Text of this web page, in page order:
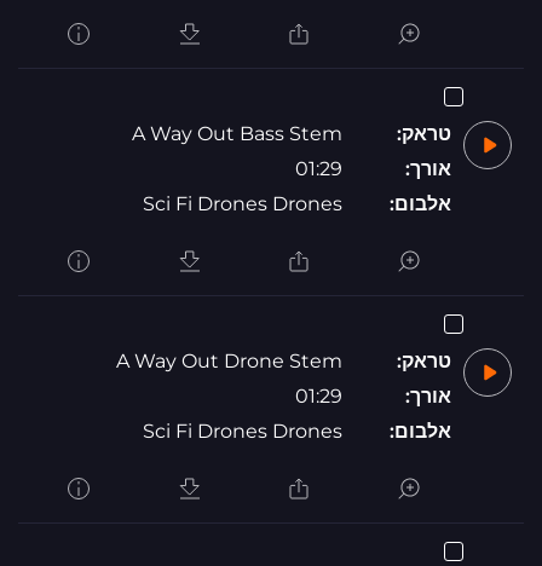
טראק:
A Way Out Bass Stem
אורך:
01:29
אלבום:
Sci Fi Drones Drones
טראק:
A Way Out Drone Stem
אורך:
01:29
אלבום:
Sci Fi Drones Drones